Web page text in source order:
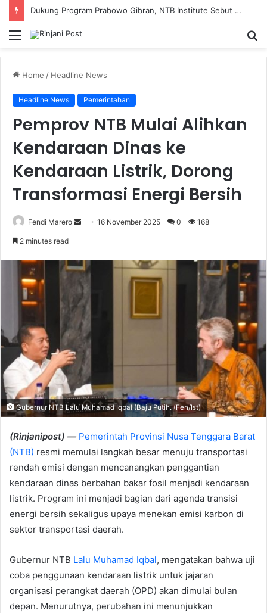
Dukung Program Prabowo Gibran, NTB Institute Sebut MBG dan Kopdes Solusi Percepatan Pembangunan Daerah 3T
Menu
Home / Headline News
Headline News Pemerintahan
Pemprov NTB Mulai Alihkan
Kendaraan Dinas ke
Kendaraan Listrik, Dorong
Transformasi Energi Bersih
Fendi Marero
Send16 November 2025 0 168
2 minutes read
Gubernur NTB Lalu Muhamad Iqbal (Baju Putih. (Fen/Ist)
(Rinjanipost) — Pemerintah Provinsi Nusa Tenggara Barat
(NTB) resmi memulai langkah besar menuju transportasi
rendah emisi dengan mencanangkan penggantian
kendaraan dinas berbahan bakar fosil menjadi kendaraan
listrik. Program ini menjadi bagian dari agenda transisi
energi bersih sekaligus upaya menekan emisi karbon di
sektor transportasi daerah.
Gubernur NTB Lalu Muhamad Iqbal, mengatakan bahwa uji
coba penggunaan kendaraan listrik untuk jajaran
organisasi perangkat daerah (OPD) akan dimulai bulan
depan. Menurutnya, perubahan ini menunjukkan